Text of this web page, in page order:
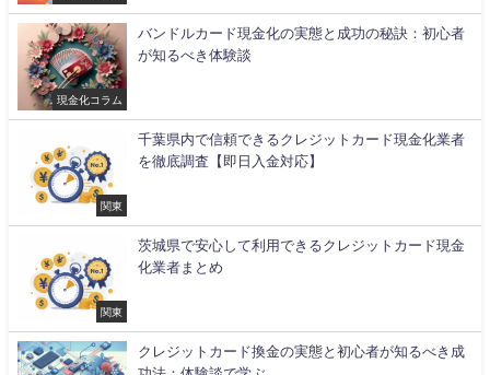
現金化コラム
バンドルカード現金化の実態と成功の秘訣：初心者
が知るべき体験談
関東
千葉県内で信頼できるクレジットカード現金化業者
を徹底調査【即日入金対応】
関東
茨城県で安心して利用できるクレジットカード現金
化業者まとめ
クレジットカード換金の実態と初心者が知るべき成